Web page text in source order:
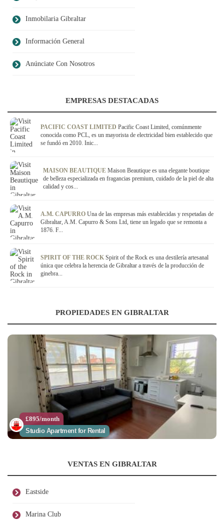
Inmobilaria Gibraltar
Información General
Anúnciate Con Nosotros
EMPRESAS DESTACADAS
PACIFIC COAST LIMITED Pacific Coast Limited, comúnmente
conocida como PCL, es un mayorista de electricidad bien establecido que
se fundó en 2010. Inic...
MAISON BEAUTIQUE Maison Beautique es una elegante boutique
de belleza especializada en fragancias premium, cuidado de la piel de alta
calidad y cos...
A.M. CAPURRO Una de las empresas más establecidas y respetadas de
Gibraltar, A.M. Capurro & Sons Ltd, tiene un legado que se remonta a
1876. F...
SPIRIT OF THE ROCK Spirit of the Rock es una destilería artesanal
única que celebra la herencia de Gibraltar a través de la producción de
ginebra...
PROPIEDADES EN GIBRALTAR
£895/month
Studio Apartment for Rental
VENTAS EN GIBRALTAR
Eastside
Marina Club